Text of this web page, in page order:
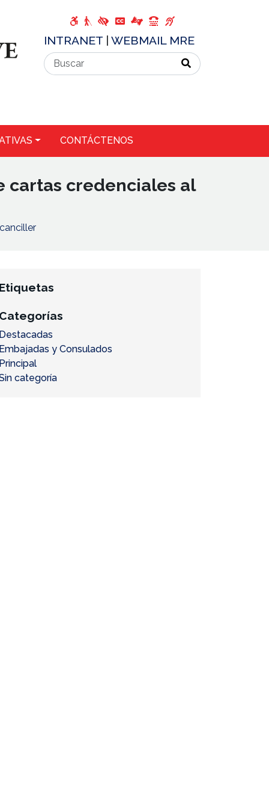
INTRANET WEBMAIL MRE
CONTÁCTENOS
cartas credenciales al
Etiquetas
Categorías
Destacadas
Embajadas y Consulados
Principal
categoría